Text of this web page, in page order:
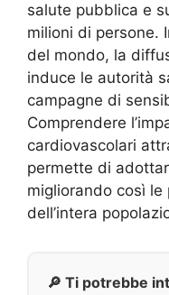
salute pubblica e
milioni di persone.
del mondo, la
induce le autorità
campagne di
Comprendere
cardiovascolari
permette di
migliorando così
dell’intera
🔎 Ti potrebbe